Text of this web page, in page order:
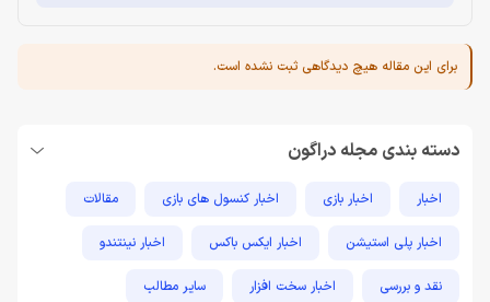
برای این مقاله هیچ دیدگاهی ثبت نشده است.
دسته بندی مجله دراگون
اخبار اخبار بازی اخبار کنسول های بازی مقالات
اخبار پلی استیشن اخبار ایکس باکس اخبار نینتندو
نقد و بررسی اخبار سخت افزار سایر مطالب